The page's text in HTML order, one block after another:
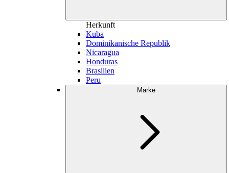
Herkunft
Kuba
Dominikanische Republik
Nicaragua
Honduras
Brasilien
Peru
Marke